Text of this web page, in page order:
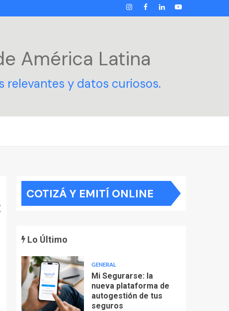
INSTAGRAM
FACEBOOK
LINKEDIN
YOUTUBE
América Latina
relevantes y datos curiosos.
COTIZÁ Y EMITÍ ONLINE
Lo Último
GENERAL
Mi Segurarse: la
nueva plataforma de
autogestión de tus
seguros